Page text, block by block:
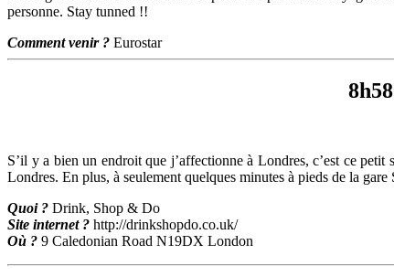
personne. Stay tunned !!
Comment venir ? Eurostar
S’il y a bien un endroit que j’affectionne à Londres, c’est ce petit
Londres. En plus, à seulement quelques minutes à pieds de la
Quoi ? Drink, Shop & Do
Site internet ? http://drinkshopdo.co.uk/
Où ? 9 Caledonian Road N19DX London